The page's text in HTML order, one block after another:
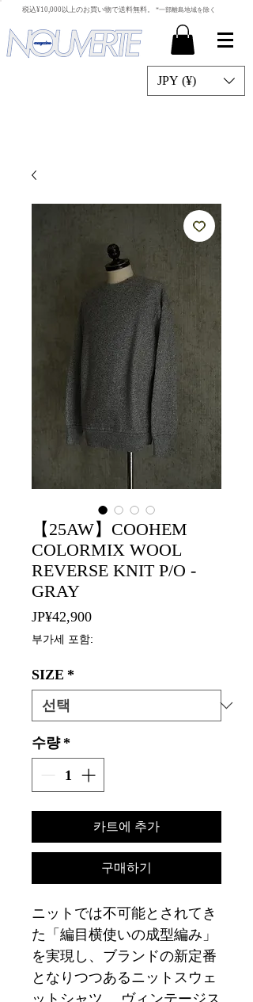
​税込¥10,000以上のお買い物で送料無料。 *一部離島地域を除く
JPY (¥)
【25AW】COOHEM
COLORMIX WOOL
REVERSE KNIT P/O -
GRAY
JP¥42,900가
격
부가세 포함:
SIZE *
수량 *
카트에 추가
구매하기
ニットでは不可能とされてき
た「編目横使いの成型編み」
を実現し、ブランドの新定番
となりつつあるニットスウェ